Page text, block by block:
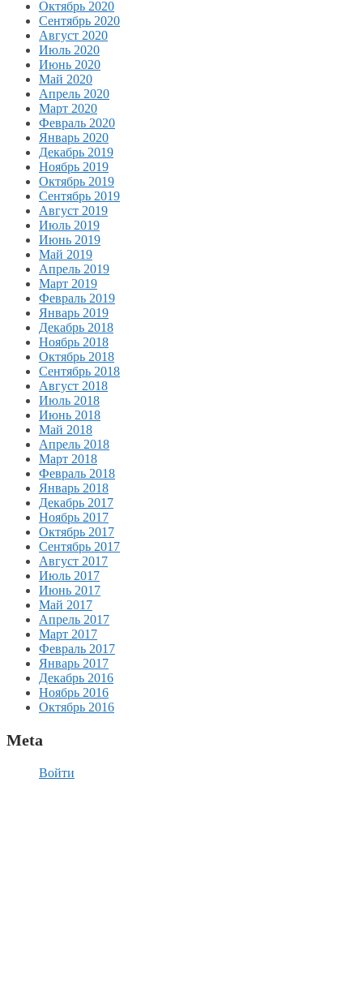
Октябрь 2020
Сентябрь 2020
Август 2020
Июль 2020
Июнь 2020
Май 2020
Апрель 2020
Март 2020
Февраль 2020
Январь 2020
Декабрь 2019
Ноябрь 2019
Октябрь 2019
Сентябрь 2019
Август 2019
Июль 2019
Июнь 2019
Май 2019
Апрель 2019
Март 2019
Февраль 2019
Январь 2019
Декабрь 2018
Ноябрь 2018
Октябрь 2018
Сентябрь 2018
Август 2018
Июль 2018
Июнь 2018
Май 2018
Апрель 2018
Март 2018
Февраль 2018
Январь 2018
Декабрь 2017
Ноябрь 2017
Октябрь 2017
Сентябрь 2017
Август 2017
Июль 2017
Июнь 2017
Май 2017
Апрель 2017
Март 2017
Февраль 2017
Январь 2017
Декабрь 2016
Ноябрь 2016
Октябрь 2016
Meta
Войти